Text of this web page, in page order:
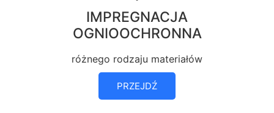
IMPREGNACJA
OGNIOOCHRONNA
różnego rodzaju materiałów
PRZEJDŹ